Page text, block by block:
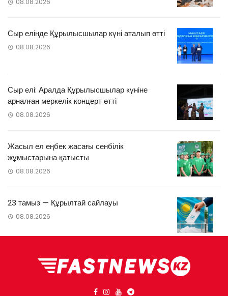
08.08.2026
Сыр елінде Құрылысшылар күні аталып өтті
08.08.2026
Сыр елі: Аралда Құрылысшылар күніне
арналған меркелік концерт өтті
08.08.2026
Жасыл ел еңбек жасағы сенбілік
жұмыстарына қатысты
08.08.2026
23 тамыз — Құрылтай сайлауы
08.08.2026